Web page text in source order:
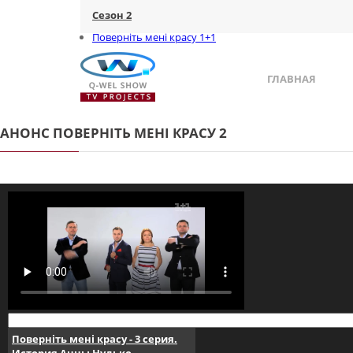
Сезон 2
Поверніть мені красу 1+1
ГЛАВНАЯ
АНОНС ПОВЕРНІТЬ МЕНІ КРАСУ 2
Поверніть мені красу - 3 серия.